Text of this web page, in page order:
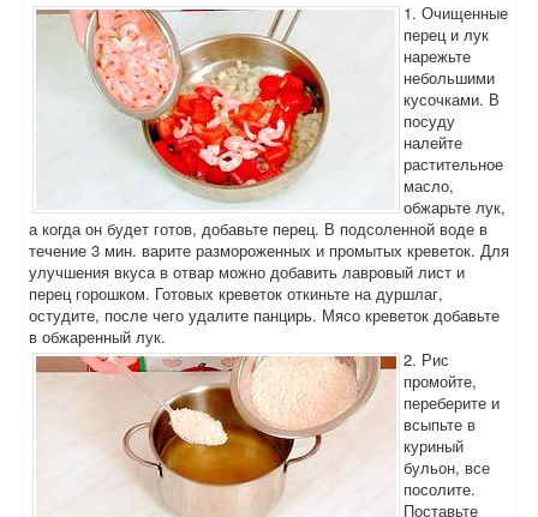
1. Очищенные
перец и лук
нарежьте
небольшими
кусочками. В
посуду
налейте
растительное
масло,
обжарьте лук,
а когда он будет готов, добавьте перец. В подсоленной воде в
течение 3 мин. варите размороженных и промытых креветок. Для
улучшения вкуса в отвар можно добавить лавровый лист и
перец горошком. Готовых креветок откиньте на дуршлаг,
остудите, после чего удалите панцирь. Мясо креветок добавьте
в обжаренный лук.
2. Рис
промойте,
переберите и
всыпьте в
куриный
бульон, все
посолите.
Поставьте